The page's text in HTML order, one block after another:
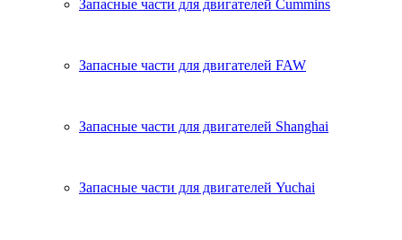
Запасные части для двигателей Cummins
Запасные части для двигателей FAW
Запасные части для двигателей Shanghai
Запасные части для двигателей Yuchai